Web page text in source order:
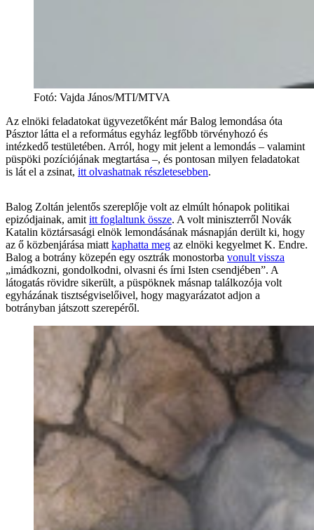
Fotó: Vajda János/MTI/MTVA
Az elnöki feladatokat ügyvezetőként már Balog lemondása óta
Pásztor látta el a református egyház legfőbb törvényhozó és
intézkedő testületében. Arról, hogy mit jelent a lemondás – valamint
püspöki pozíciójának megtartása –, és pontosan milyen feladatokat
is lát el a zsinat, itt olvashatnak részletesebben.
Balog Zoltán jelentős szereplője volt az elmúlt hónapok politikai
epizódjainak, amit itt foglaltunk össze. A volt miniszterről Novák
Katalin köztársasági elnök lemondásának másnapján derült ki, hogy
az ő közbenjárása miatt kaphatta meg az elnöki kegyelmet K. Endre.
Balog a botrány közepén egy osztrák monostorba vonult vissza
„imádkozni, gondolkodni, olvasni és írni Isten csendjében”. A
látogatás rövidre sikerült, a püspöknek másnap találkozója volt
egyházának tisztségviselőivel, hogy magyarázatot adjon a
botrányban játszott szerepéről.